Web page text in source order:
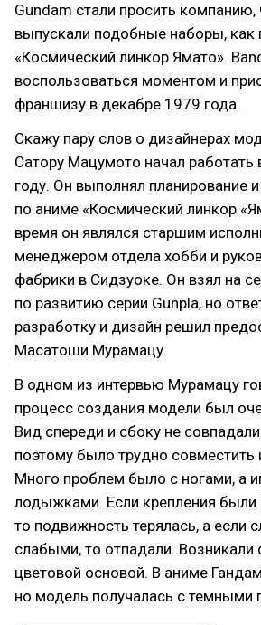
Gundam стали просить
выпускали подобные наборы, как
«Космический линкор Ямато».
воспользоваться моментом и
франшизу в декабре 1979 года.
Скажу пару слов о дизайнерах
Сатору Мацумото начал работать
году. Он выполнял планирование
по аниме «Космический линкор
время он являлся старшим
менеджером отдела хобби и
фабрики в Сидзуоке. Он взял на
по развитию серии Gunpla, но
разработку и дизайн решил
Масатоши Мурамацу.
В одном из интервью Мурамацу
процесс создания модели был
Вид спереди и сбоку не
поэтому было трудно совместить
Много проблем было с ногами, а
лодыжками. Если крепления
то подвижность терялась, а если
слабыми, то отпадали. Возникали
цветовой основой. В аниме
но модель получалась с темными